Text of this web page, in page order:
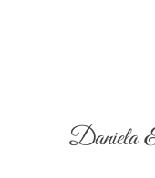
Daniela